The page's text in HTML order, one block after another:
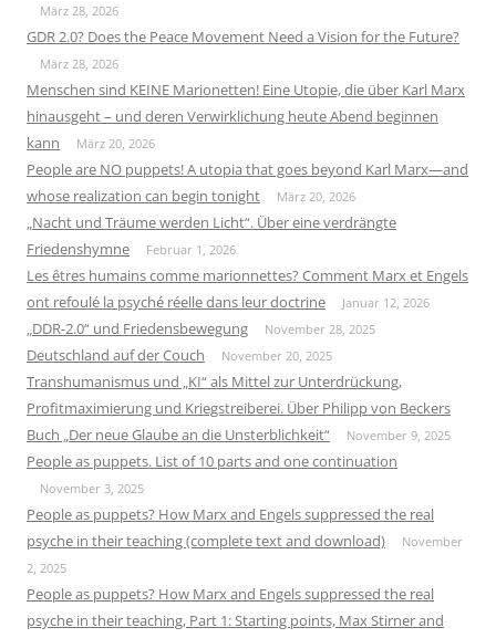
März 28, 2026
GDR 2.0? Does the Peace Movement Need a Vision for the Future?
März 28, 2026
Menschen sind KEINE Marionetten! Eine Utopie, die über Karl Marx
hinausgeht – und deren Verwirklichung heute Abend beginnen
kann
März 20, 2026
People are NO puppets! A utopia that goes beyond Karl Marx—and
whose realization can begin tonight
März 20, 2026
„Nacht und Träume werden Licht“. Über eine verdrängte
Friedenshymne
Februar 1, 2026
Les êtres humains comme marionnettes? Comment Marx et Engels
ont refoulé la psyché réelle dans leur doctrine
Januar 12, 2026
„DDR-2.0“ und Friedensbewegung November 28, 2025
Deutschland auf der Couch November 20, 2025
Transhumanismus und „KI“ als Mittel zur Unterdrückung,
Profitmaximierung und Kriegstreiberei. Über Philipp von Beckers
Buch „Der neue Glaube an die Unsterblichkeit“
November 9, 2025
People as puppets. List of 10 parts and one continuation
November 3, 2025
People as puppets? How Marx and Engels suppressed the real
psyche in their teaching (complete text and download)
November
2, 2025
People as puppets? How Marx and Engels suppressed the real
psyche in their teaching, Part 1: Starting points, Max Stirner and